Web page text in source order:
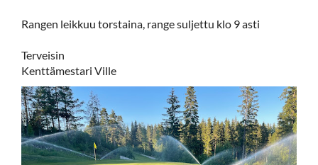
Rangen leikkuu torstaina, range suljettu klo 9 asti
Terveisin
Kenttämestari Ville